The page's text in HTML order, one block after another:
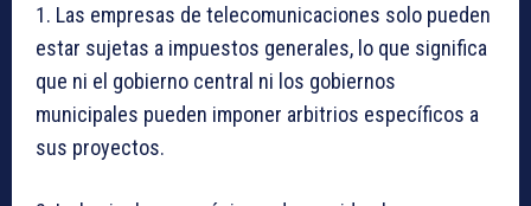
1. Las empresas de telecomunicaciones solo pueden
estar sujetas a impuestos generales, lo que significa
que ni el gobierno central ni los gobiernos
municipales pueden imponer arbitrios específicos a
sus proyectos.